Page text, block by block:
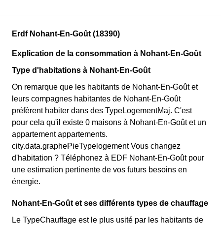
Erdf Nohant-En-Goût (18390)
Explication de la consommation à Nohant-En-Goût
Type d'habitations à Nohant-En-Goût
On remarque que les habitants de Nohant-En-Goût et
leurs compagnes habitantes de Nohant-En-Goût
préfèrent habiter dans des TypeLogementMaj. C'est
pour cela qu'il existe 0 maisons à Nohant-En-Goût et un
appartement appartements.
city.data.graphePieTypelogement Vous changez
d'habitation ? Téléphonez à EDF Nohant-En-Goût pour
une estimation pertinente de vos futurs besoins en
énergie.
Nohant-En-Goût et ses différents types de chauffage
Le TypeChauffage est le plus usité par les habitants de